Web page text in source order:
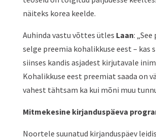
näiteks korea keelde.
Auhinda vastu võttes ütles Laan:
selge preemia kohalikkuse eest – kas
siinses kandis asjadest kirjutavale
Kohalikkuse eest preemiat saada on
vahest tähtsam ka kui mõni muu
Mitmekesine kirjanduspäeva
Noortele suunatud kirjanduspäev